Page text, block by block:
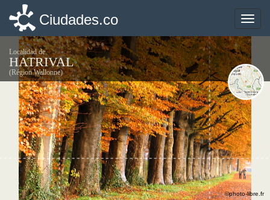
Toggle
Ciudades.co
Localidad de
HATRIVAL
(Région Wallonne)
©photo-libre.fr
Toggle
Ciudades.co